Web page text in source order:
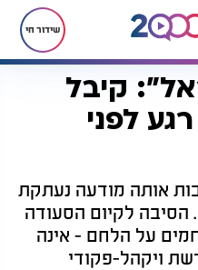
שידור חי
"להצלת עם ישראל": קיבל הבטחה מרגשת רגע לפני שנפטר
קיבל
לפני
אותה מודעה נעתקת
לקיום הסעודה
על הלחם - אינה
ויקהל-פקודי